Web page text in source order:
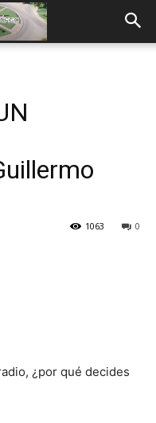
0
1063
¿por qué decides